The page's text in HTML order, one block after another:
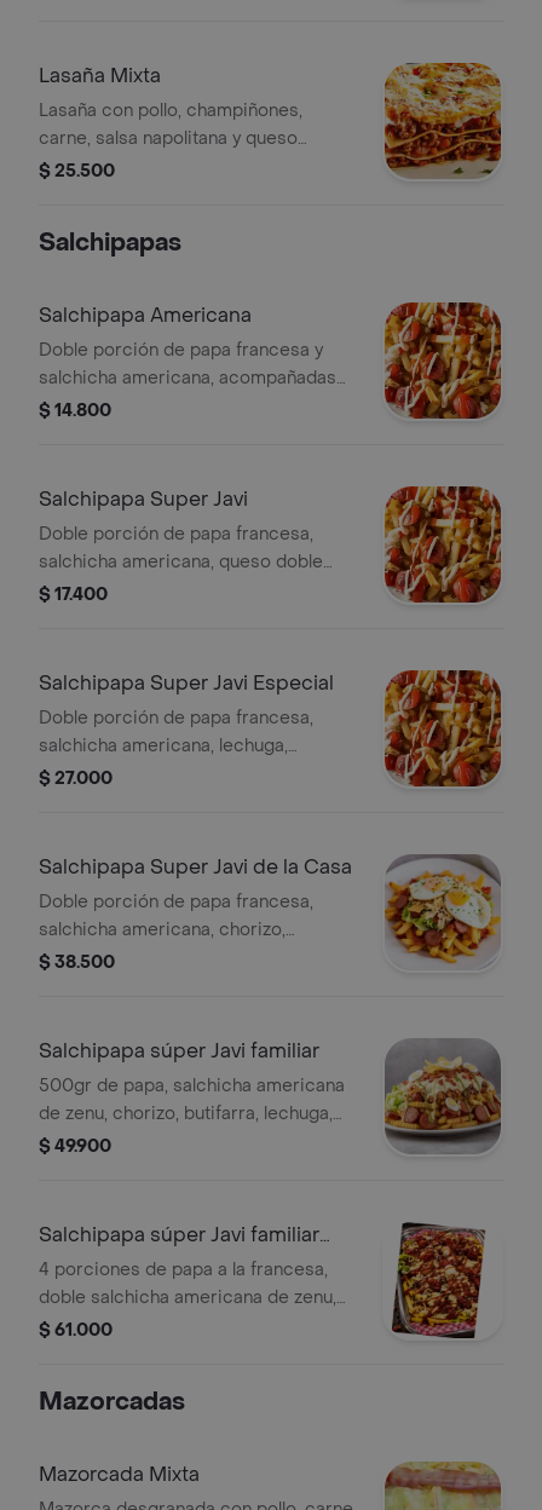
Lasaña Mixta
Lasaña con pollo, champiñones,
carne, salsa napolitana y queso
mozzarella.
$ 25.500
Salchipapas
Salchipapa Americana
Doble porción de papa francesa y
salchicha americana, acompañadas
de salsas de tomate y mayonesa.
$ 14.800
Salchipapa Super Javi
Doble porción de papa francesa,
salchicha americana, queso doble
crema, champiñones y huevo de
$ 17.400
Salchipapa Super Javi Especial
Doble porción de papa francesa,
salchicha americana, lechuga,
proteína a elegir, queso mozzarella,
$ 27.000
Salchipapa Super Javi de la Casa
Doble porción de papa francesa,
salchicha americana, chorizo,
butifarra, lechuga, queso costeño,
$ 38.500
Salchipapa súper Javi familiar
500gr de papa, salchicha americana
de zenu, chorizo, butifarra, lechuga,
papa chip, pollo desmechado, carne
$ 49.900
Salchipapa súper Javi familiar
agrandado
4 porciones de papa a la francesa,
doble salchicha americana de zenu,
chorizo, pollo desmechado, carne
tocineta y costillitas bbq
$ 61.000
Mazorcadas
Mazorcada Mixta